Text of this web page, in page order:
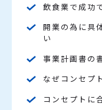
飲食業で成功
開業の為に具
い
事業計画書の
なぜコンセプ
コンセプトに